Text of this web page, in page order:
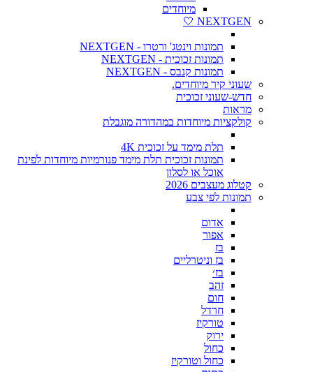
מיוחדים
NEXTGEN 🤍
תמונות וינטג' ורטרו - NEXTGEN
תמונות זכוכית - NEXTGEN
תמונות קנבס - NEXTGEN
שעוני קיר מיוחדים.
חדש-שעוני זכוכית
מראות
קולקציות מיוחדות במהדורה מוגבלת
תלת מימד על זכוכית 4K
תמונות זכוכית תלת מימד פנורמיות מיוחדות לפינת
אוכל או לסלון
קטלוג מעצבים 2026
תמונות לפי צבע
אדום
אפור
בז
בז וניטרליים
בז׳
זהב
חום
חרדל
טורקיז
ירוק
כחול
כחול וטורקיז